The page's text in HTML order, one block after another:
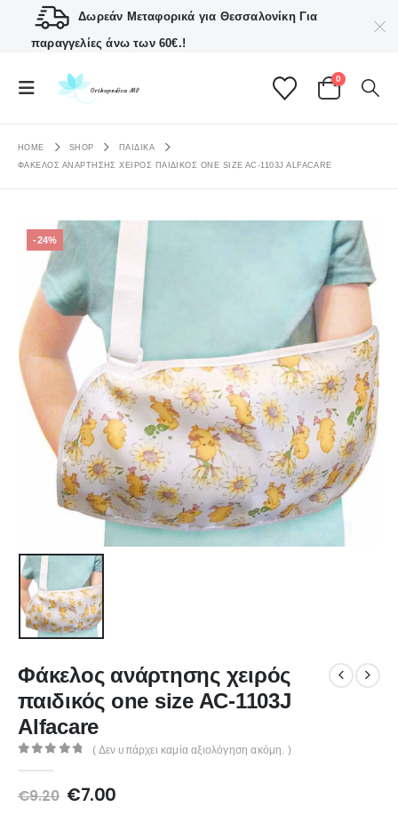
Δωρεάν Μεταφορικά για ΘεσσαλονίκηΓια
παραγγελίες άνω των 60€.!
0
HOME SHOP
ΠΑΙΔΙΚΆ
ΦΆΚΕΛΟΣ ΑΝΆΡΤΗΣΗΣ ΧΕΙΡΌΣ ΠΑΙΔΙΚΌΣ ONE SIZE AC-1103J ALFACARE
-24%
Φάκελος ανάρτησης χειρός
παιδικός one size AC-1103J
Alfacare
( Δεν υπάρχει καμία αξιολόγηση ακόμη. )
€9.20 Original
€7.00